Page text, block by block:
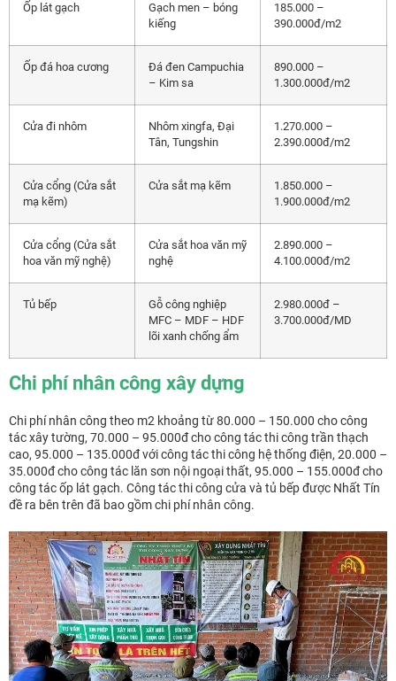
Ốp lát gạch
Gạch men – bóng
kiếng
185.000 –
390.000đ/m2
Ốp đá hoa cương
Đá đen Campuchia
– Kim sa
890.000 –
1.300.000đ/m2
Cửa đi nhôm
Nhôm xingfa, Đại
Tân, Tungshin
1.270.000 –
2.390.000đ/m2
Cửa cổng (Cửa sắt
mạ kẽm)
Cửa sắt mạ kẽm
1.850.000 –
1.900.000đ/m2
Cửa cổng (Cửa sắt
hoa văn mỹ nghệ)
Cửa sắt hoa văn mỹ
nghệ
2.890.000 –
4.100.000đ/m2
Tủ bếp
Gỗ công nghiệp
MFC – MDF – HDF
lõi xanh chống ẩm
2.980.000đ –
3.700.000đ/MD
Chi phí nhân công xây dựng
Chi phí nhân công theo m2 khoảng từ 80.000 – 150.000 cho công
tác xây tường, 70.000 – 95.000đ cho công tác thi công trần thạch
cao, 95.000 – 135.000đ với công tác thi công hệ thống điện, 20.000 –
35.000đ cho công tác lăn sơn nội ngoại thất, 95.000 – 155.000đ cho
công tác ốp lát gạch. Công tác thi công cửa và tủ bếp được Nhất Tín
đề ra bên trên đã bao gồm chi phí nhân công.